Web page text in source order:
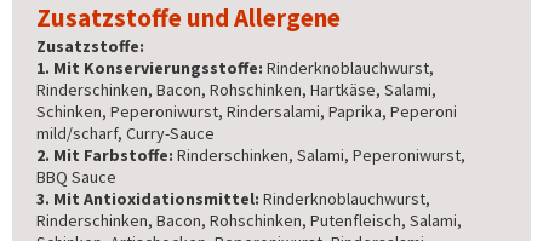
Zusatzstoffe und Allergene
Zusatzstoffe:
1. Mit Konservierungsstoffe: Rinderknoblauchwurst,
Rinderschinken, Bacon, Rohschinken, Hartkäse, Salami,
Schinken, Peperoniwurst, Rindersalami, Paprika, Peperoni
mild/scharf, Curry-Sauce
2. Mit Farbstoffe: Rinderschinken, Salami, Peperoniwurst,
BBQ Sauce
3. Mit Antioxidationsmittel: Rinderknoblauchwurst,
Rinderschinken, Bacon, Rohschinken, Putenfleisch, Salami,